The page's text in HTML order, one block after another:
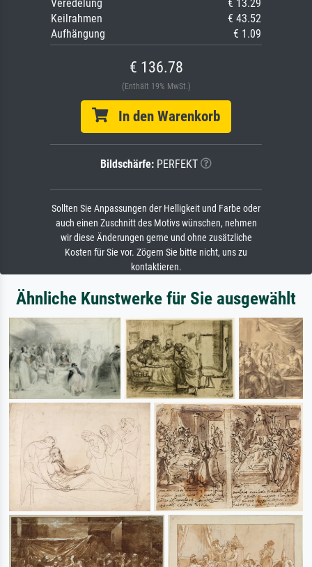
Veredelung
€ 13.29
Keilrahmen
€ 43.52
Aufhängung
€ 1.09
€ 136.78
(Enthält 19% MwSt.)
In den Warenkorb
Bildschärfe: PERFEKT
Sollten Sie Anpassungen der Helligkeit und Farbe oder
auch einen Zuschnitt des Motivs wünschen, nehmen
wir diese Änderungen gerne und ohne zusätzliche
Kosten für Sie vor. Zögern Sie bitte nicht, uns zu
kontaktieren.
Ähnliche Kunstwerke für Sie ausgewählt